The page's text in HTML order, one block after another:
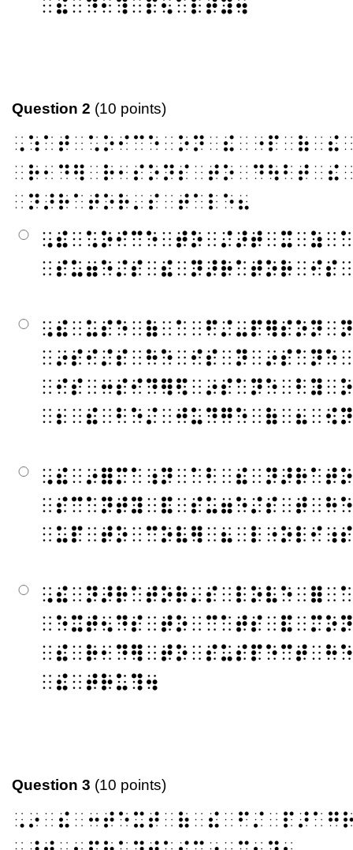
⠀⠮⠀⠙⠂⠹⠀⠏⠢⠁⠇⠞⠽⠲
Question 2 (10 points)
⠀⠝⠜⠗⠁⠞⠕⠗⠄⠎⠀⠞⠁⠇⠑⠦
⠀⠮⠀⠞⠗⠥⠹⠲
Question 3 (10 points)